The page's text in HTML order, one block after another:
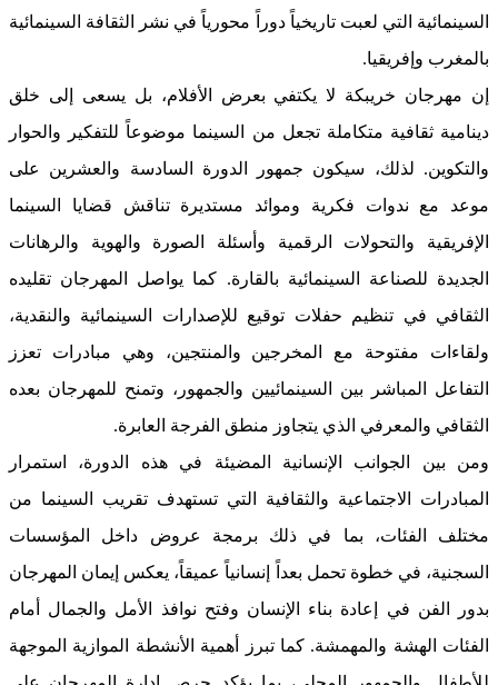
السينمائية التي لعبت تاريخياً دوراً محورياً في نشر الثقافة السينمائية
بالمغرب وإفريقيا.
إن مهرجان خريبكة لا يكتفي بعرض الأفلام، بل يسعى إلى خلق
دينامية ثقافية متكاملة تجعل من السينما موضوعاً للتفكير والحوار
والتكوين. لذلك، سيكون جمهور الدورة السادسة والعشرين على
موعد مع ندوات فكرية وموائد مستديرة تناقش قضايا السينما
الإفريقية والتحولات الرقمية وأسئلة الصورة والهوية والرهانات
الجديدة للصناعة السينمائية بالقارة. كما يواصل المهرجان تقليده
الثقافي في تنظيم حفلات توقيع للإصدارات السينمائية والنقدية،
ولقاءات مفتوحة مع المخرجين والمنتجين، وهي مبادرات تعزز
التفاعل المباشر بين السينمائيين والجمهور، وتمنح للمهرجان بعده
الثقافي والمعرفي الذي يتجاوز منطق الفرجة العابرة.
ومن بين الجوانب الإنسانية المضيئة في هذه الدورة، استمرار
المبادرات الاجتماعية والثقافية التي تستهدف تقريب السينما من
مختلف الفئات، بما في ذلك برمجة عروض داخل المؤسسات
السجنية، في خطوة تحمل بعداً إنسانياً عميقاً، يعكس إيمان المهرجان
بدور الفن في إعادة بناء الإنسان وفتح نوافذ الأمل والجمال أمام
الفئات الهشة والمهمشة. كما تبرز أهمية الأنشطة الموازية الموجهة